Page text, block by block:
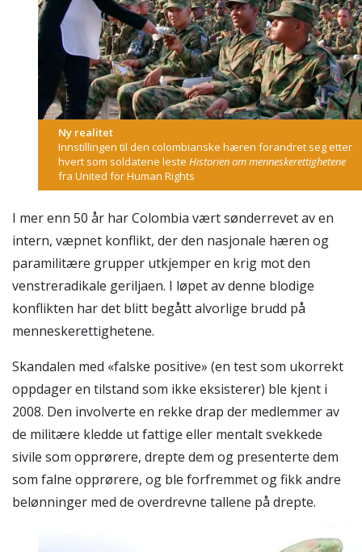
Ny realitet
Innstillingen til den colombianske hæren forandret seg etter
hvert som soldatene leste Historien om menneskerettighetene
fra United for Human Rights
I mer enn 50 år har Colombia vært sønderrevet av en
intern, væpnet konflikt, der den nasjonale hæren og
paramilitære grupper utkjemper en krig mot den
venstreradikale geriljaen. I løpet av denne blodige
konflikten har det blitt begått alvorlige brudd på
menneskerettighetene.
Skandalen med «falske positive» (en test som ukorrekt
oppdager en tilstand som ikke eksisterer) ble kjent i
2008. Den involverte en rekke drap der medlemmer av
de militære kledde ut fattige eller mentalt svekkede
sivile som opprørere, drepte dem og presenterte dem
som falne opprørere, og ble forfremmet og fikk andre
belønninger med de overdrevne tallene på drepte.